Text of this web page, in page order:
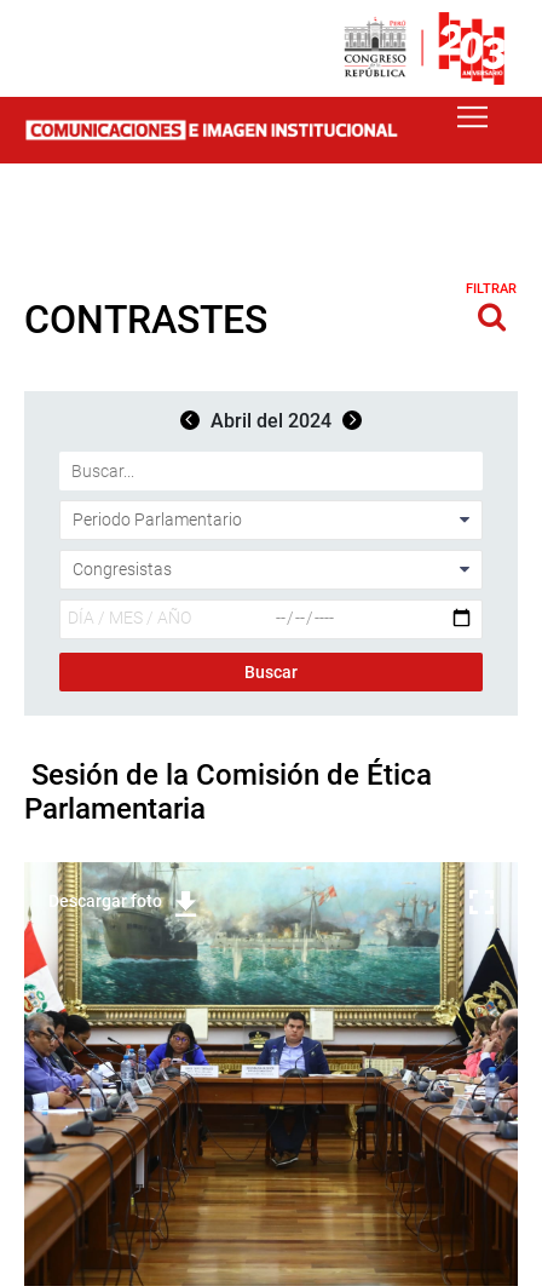
CONTRASTES
FILTRAR
Abril del 2024
Sesión de la Comisión de Ética
Parlamentaria
Descargar foto